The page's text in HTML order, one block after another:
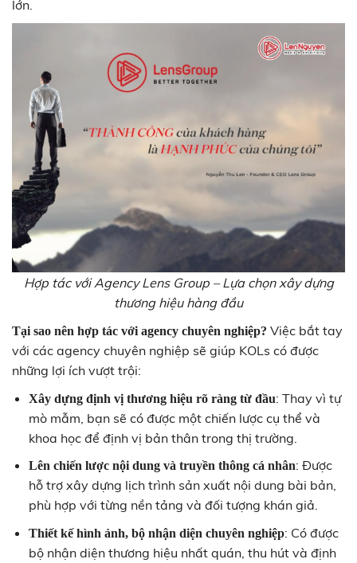
lớn.
Hợp tác với Agency Lens Group – Lựa chọn xây dựng
thương hiệu hàng đầu
Tại sao nên hợp tác với agency chuyên nghiệp? Việc bắt tay
với các agency chuyên nghiệp sẽ giúp KOLs có được
những lợi ích vượt trội:
Xây dựng định vị thương hiệu rõ ràng từ đầu: Thay vì tự
mò mẫm, bạn sẽ có được một chiến lược cụ thể và
khoa học để định vị bản thân trong thị trường.
Lên chiến lược nội dung và truyền thông cá nhân: Được
hỗ trợ xây dựng lịch trình sản xuất nội dung bài bản,
phù hợp với từng nền tảng và đối tượng khán giả.
Thiết kế hình ảnh, bộ nhận diện chuyên nghiệp: Có được
bộ nhận diện thương hiệu nhất quán, thu hút và định